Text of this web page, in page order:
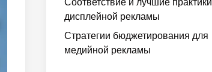
дисплейной рекламы
Стратегии бюджетирования для
медийной рекламы